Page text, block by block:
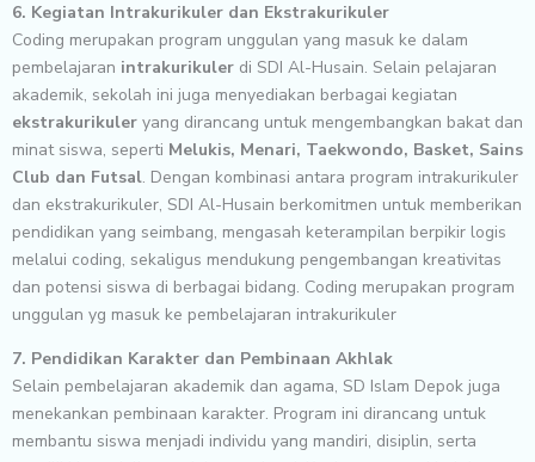
6. Kegiatan Intrakurikuler dan Ekstrakurikuler
Coding merupakan program unggulan yang masuk ke dalam
pembelajaran intrakurikuler di SDI Al-Husain. Selain pelajaran
akademik, sekolah ini juga menyediakan berbagai kegiatan
ekstrakurikuler yang dirancang untuk mengembangkan bakat dan
minat siswa, seperti Melukis, Menari, Taekwondo, Basket, Sains
Club dan Futsal. Dengan kombinasi antara program intrakurikuler
dan ekstrakurikuler, SDI Al-Husain berkomitmen untuk memberikan
pendidikan yang seimbang, mengasah keterampilan berpikir logis
melalui coding, sekaligus mendukung pengembangan kreativitas
dan potensi siswa di berbagai bidang. Coding merupakan program
unggulan yg masuk ke pembelajaran intrakurikuler
7. Pendidikan Karakter dan Pembinaan Akhlak
Selain pembelajaran akademik dan agama, SD Islam Depok juga
menekankan pembinaan karakter. Program ini dirancang untuk
membantu siswa menjadi individu yang mandiri, disiplin, serta